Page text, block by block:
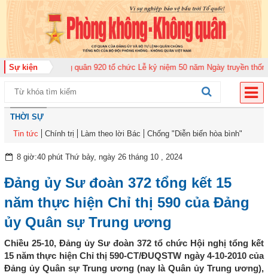
Sự kiện
đoàn Không quân 920 tổ chức Lễ kỷ niệm 50 năm Ngày truyền thống
THỜI SỰ
Tin tức
Chính trị Làm theo lời Bác Chống "Diễn biến hòa bình"
8 giờ:40 phút Thứ bảy, ngày 26 tháng 10 , 2024
Đảng ủy Sư đoàn 372 tổng kết 15
năm thực hiện Chỉ thị 590 của Đảng
ủy Quân sự Trung ương
Chiều 25-10, Đảng ủy Sư đoàn 372 tổ chức Hội nghị tổng kết
15 năm thực hiện Chỉ thị 590-CT/ĐUQSTW ngày 4-10-2010 của
Đảng ủy Quân sự Trung ương (nay là Quân ủy Trung ương),